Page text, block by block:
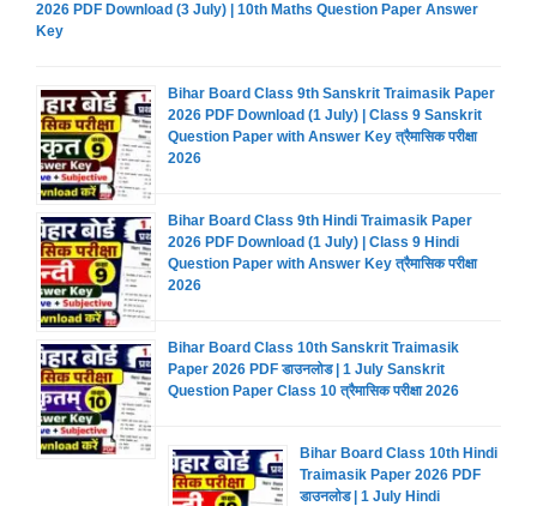
2026 PDF Download (3 July) | 10th Maths Question Paper Answer
Key
Bihar Board Class 9th Sanskrit Traimasik Paper
2026 PDF Download (1 July) | Class 9 Sanskrit
Question Paper with Answer Key त्रैमासिक परीक्षा
2026
Bihar Board Class 9th Hindi Traimasik Paper
2026 PDF Download (1 July) | Class 9 Hindi
Question Paper with Answer Key त्रैमासिक परीक्षा
2026
Bihar Board Class 10th Sanskrit Traimasik
Paper 2026 PDF डाउनलोड | 1 July Sanskrit
Question Paper Class 10 त्रैमासिक परीक्षा 2026
Bihar Board Class 10th Hindi
Traimasik Paper 2026 PDF
डाउनलोड | 1 July Hindi